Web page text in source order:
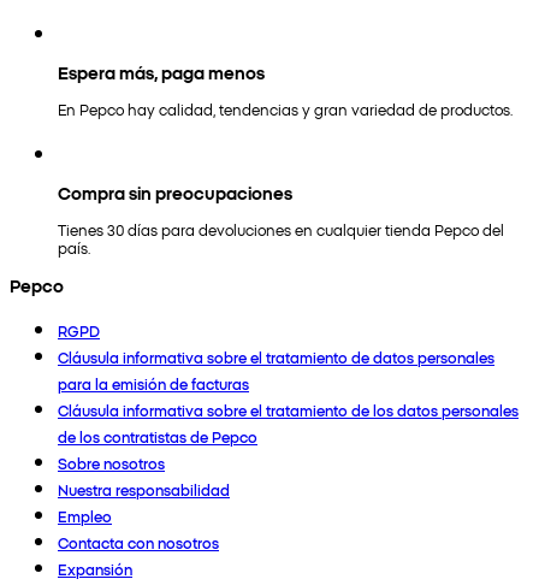
Espera más, paga menos
En Pepco hay calidad, tendencias y gran variedad de productos.
Compra sin preocupaciones
Tienes 30 días para devoluciones en cualquier tienda Pepco del
país.
Pepco
RGPD
Cláusula informativa sobre el tratamiento de datos personales
para la emisión de facturas
Cláusula informativa sobre el tratamiento de los datos personales
de los contratistas de Pepco
Sobre nosotros
Nuestra responsabilidad
Empleo
Contacta con nosotros
Expansión